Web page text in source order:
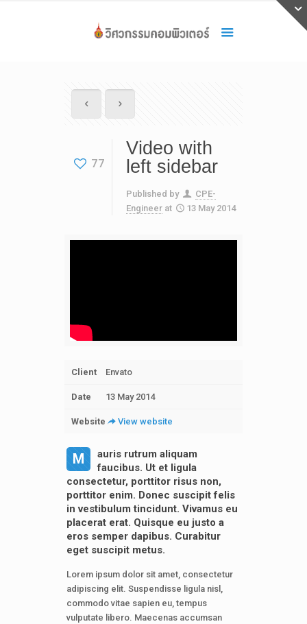
77
Video with
left sidebar
Published by
CPE-
Engineer at 13 May 2014
Client Envato
Date 13 May 2014
Website View website
M
auris rutrum aliquam
faucibus. Ut et ligula
consectetur, porttitor risus non,
porttitor enim. Donec suscipit felis
in vestibulum tincidunt. Vivamus eu
placerat erat. Quisque eu justo a
eros semper dapibus. Curabitur
eget suscipit metus.
Lorem ipsum dolor sit amet, consectetur
adipiscing elit. Suspendisse ligula nisl,
commodo vitae sapien eu, tempus
vulputate libero. Maecenas accumsan